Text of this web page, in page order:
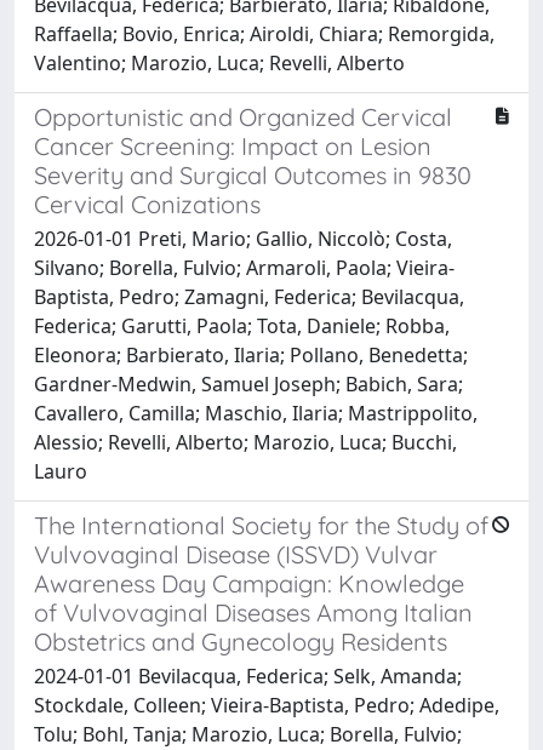
Raffaella; Bovio, Enrica; Airoldi, Chiara; Remorgida,
Valentino; Marozio, Luca; Revelli, Alberto
Opportunistic and Organized Cervical
Cancer Screening: Impact on Lesion
Severity and Surgical Outcomes in 9830
Cervical Conizations
2026-01-01 Preti, Mario; Gallio, Niccolò; Costa,
Silvano; Borella, Fulvio; Armaroli, Paola; Vieira-
Baptista, Pedro; Zamagni, Federica; Bevilacqua,
Federica; Garutti, Paola; Tota, Daniele; Robba,
Eleonora; Barbierato, Ilaria; Pollano, Benedetta;
Gardner-Medwin, Samuel Joseph; Babich, Sara;
Cavallero, Camilla; Maschio, Ilaria; Mastrippolito,
Alessio; Revelli, Alberto; Marozio, Luca; Bucchi,
Lauro
The International Society for the Study of
Vulvovaginal Disease (ISSVD) Vulvar
Awareness Day Campaign: Knowledge
of Vulvovaginal Diseases Among Italian
Obstetrics and Gynecology Residents
2024-01-01 Bevilacqua, Federica; Selk, Amanda;
Stockdale, Colleen; Vieira-Baptista, Pedro; Adedipe,
Tolu; Bohl, Tanja; Marozio, Luca; Borella, Fulvio;